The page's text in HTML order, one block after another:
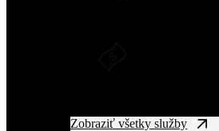
Zobraziť všetky služby